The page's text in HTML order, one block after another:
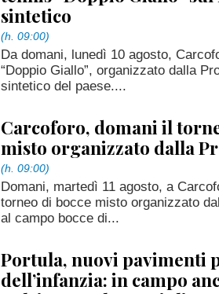
sintetico
(h. 09:00)
Da domani, lunedì 10 agosto,
“Doppio Giallo”, organizzato dalla
sintetico del paese....
Carcoforo, domani il
misto organizzato dalla
(h. 09:00)
Domani, martedì 11 agosto, a
torneo di bocce misto organizzato
al campo bocce di...
Portula, nuovi pavimenti
dell’infanzia: in campo